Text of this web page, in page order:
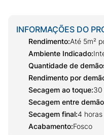
INFORMAÇÕES DO
Rendimento:Até 5m²
Ambiente Indicado:
Quantidade de
Rendimento por
Secagem ao toque:30
Secagem entre
Secagem final:4 horas
Acabamento:Fosco